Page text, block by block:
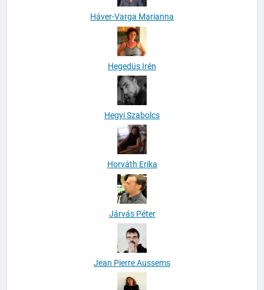
Háver-Varga Marianna
Hegedüs Irén
Hegyi Szabolcs
Horváth Erika
Járvás Péter
Jean Pierre Aussems